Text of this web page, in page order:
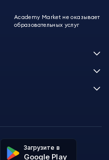
Academy Market не оказывает
образовательных услуг
Загрузите в
Google Play